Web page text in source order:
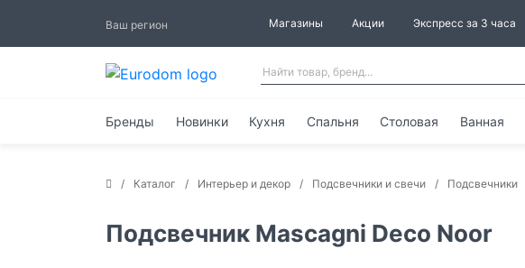
Ваш регион Магазины Акции Экспресс за 3 часа
Бренды Новинки Кухня Спальня Столовая Ванная
Каталог Интерьер и декор Подсвечники и свечи Подсвечники
Подсвечник Mascagni Deco Noor